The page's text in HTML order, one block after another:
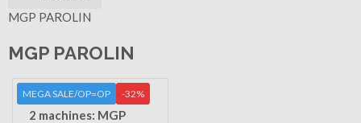
MGP PAROLIN
MGP PAROLIN
MEGA SALE/OP=OP -32%
2 machines: MGP